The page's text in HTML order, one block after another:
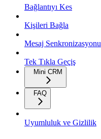
Bağlantıyı Kes
Kişileri Bağla
Mesaj Senkronizasyonu
Tek Tıkla Geçiş
Mini CRM
FAQ
Uyumluluk ve Gizlilik